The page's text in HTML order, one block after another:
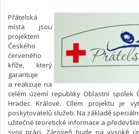
Přátelská
místa jsou
projektem
Českého
červeného
kříže, který
garantuje
a realizuje na
celém území republiky Oblastní spolek
Hradec Králové. Cílem projektu je
poskytovatelů služeb. Na základě
užitečné teoretické informace a
svoji práci. Zároveň bude na vysoké